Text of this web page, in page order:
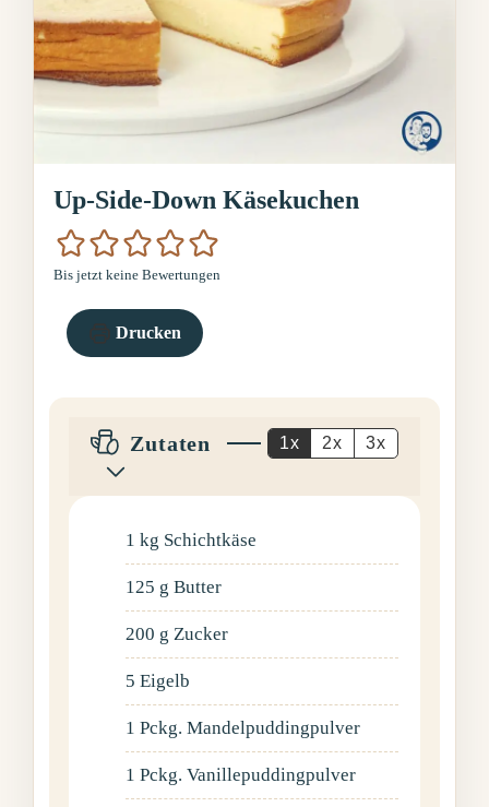
Up-Side-Down Käsekuchen
Bis jetzt keine Bewertungen
Drucken
Zutaten 1x 2x 3x
1 kg Schichtkäse
125 g Butter
200 g Zucker
5 Eigelb
1 Pckg. Mandelpuddingpulver
1 Pckg. Vanillepuddingpulver